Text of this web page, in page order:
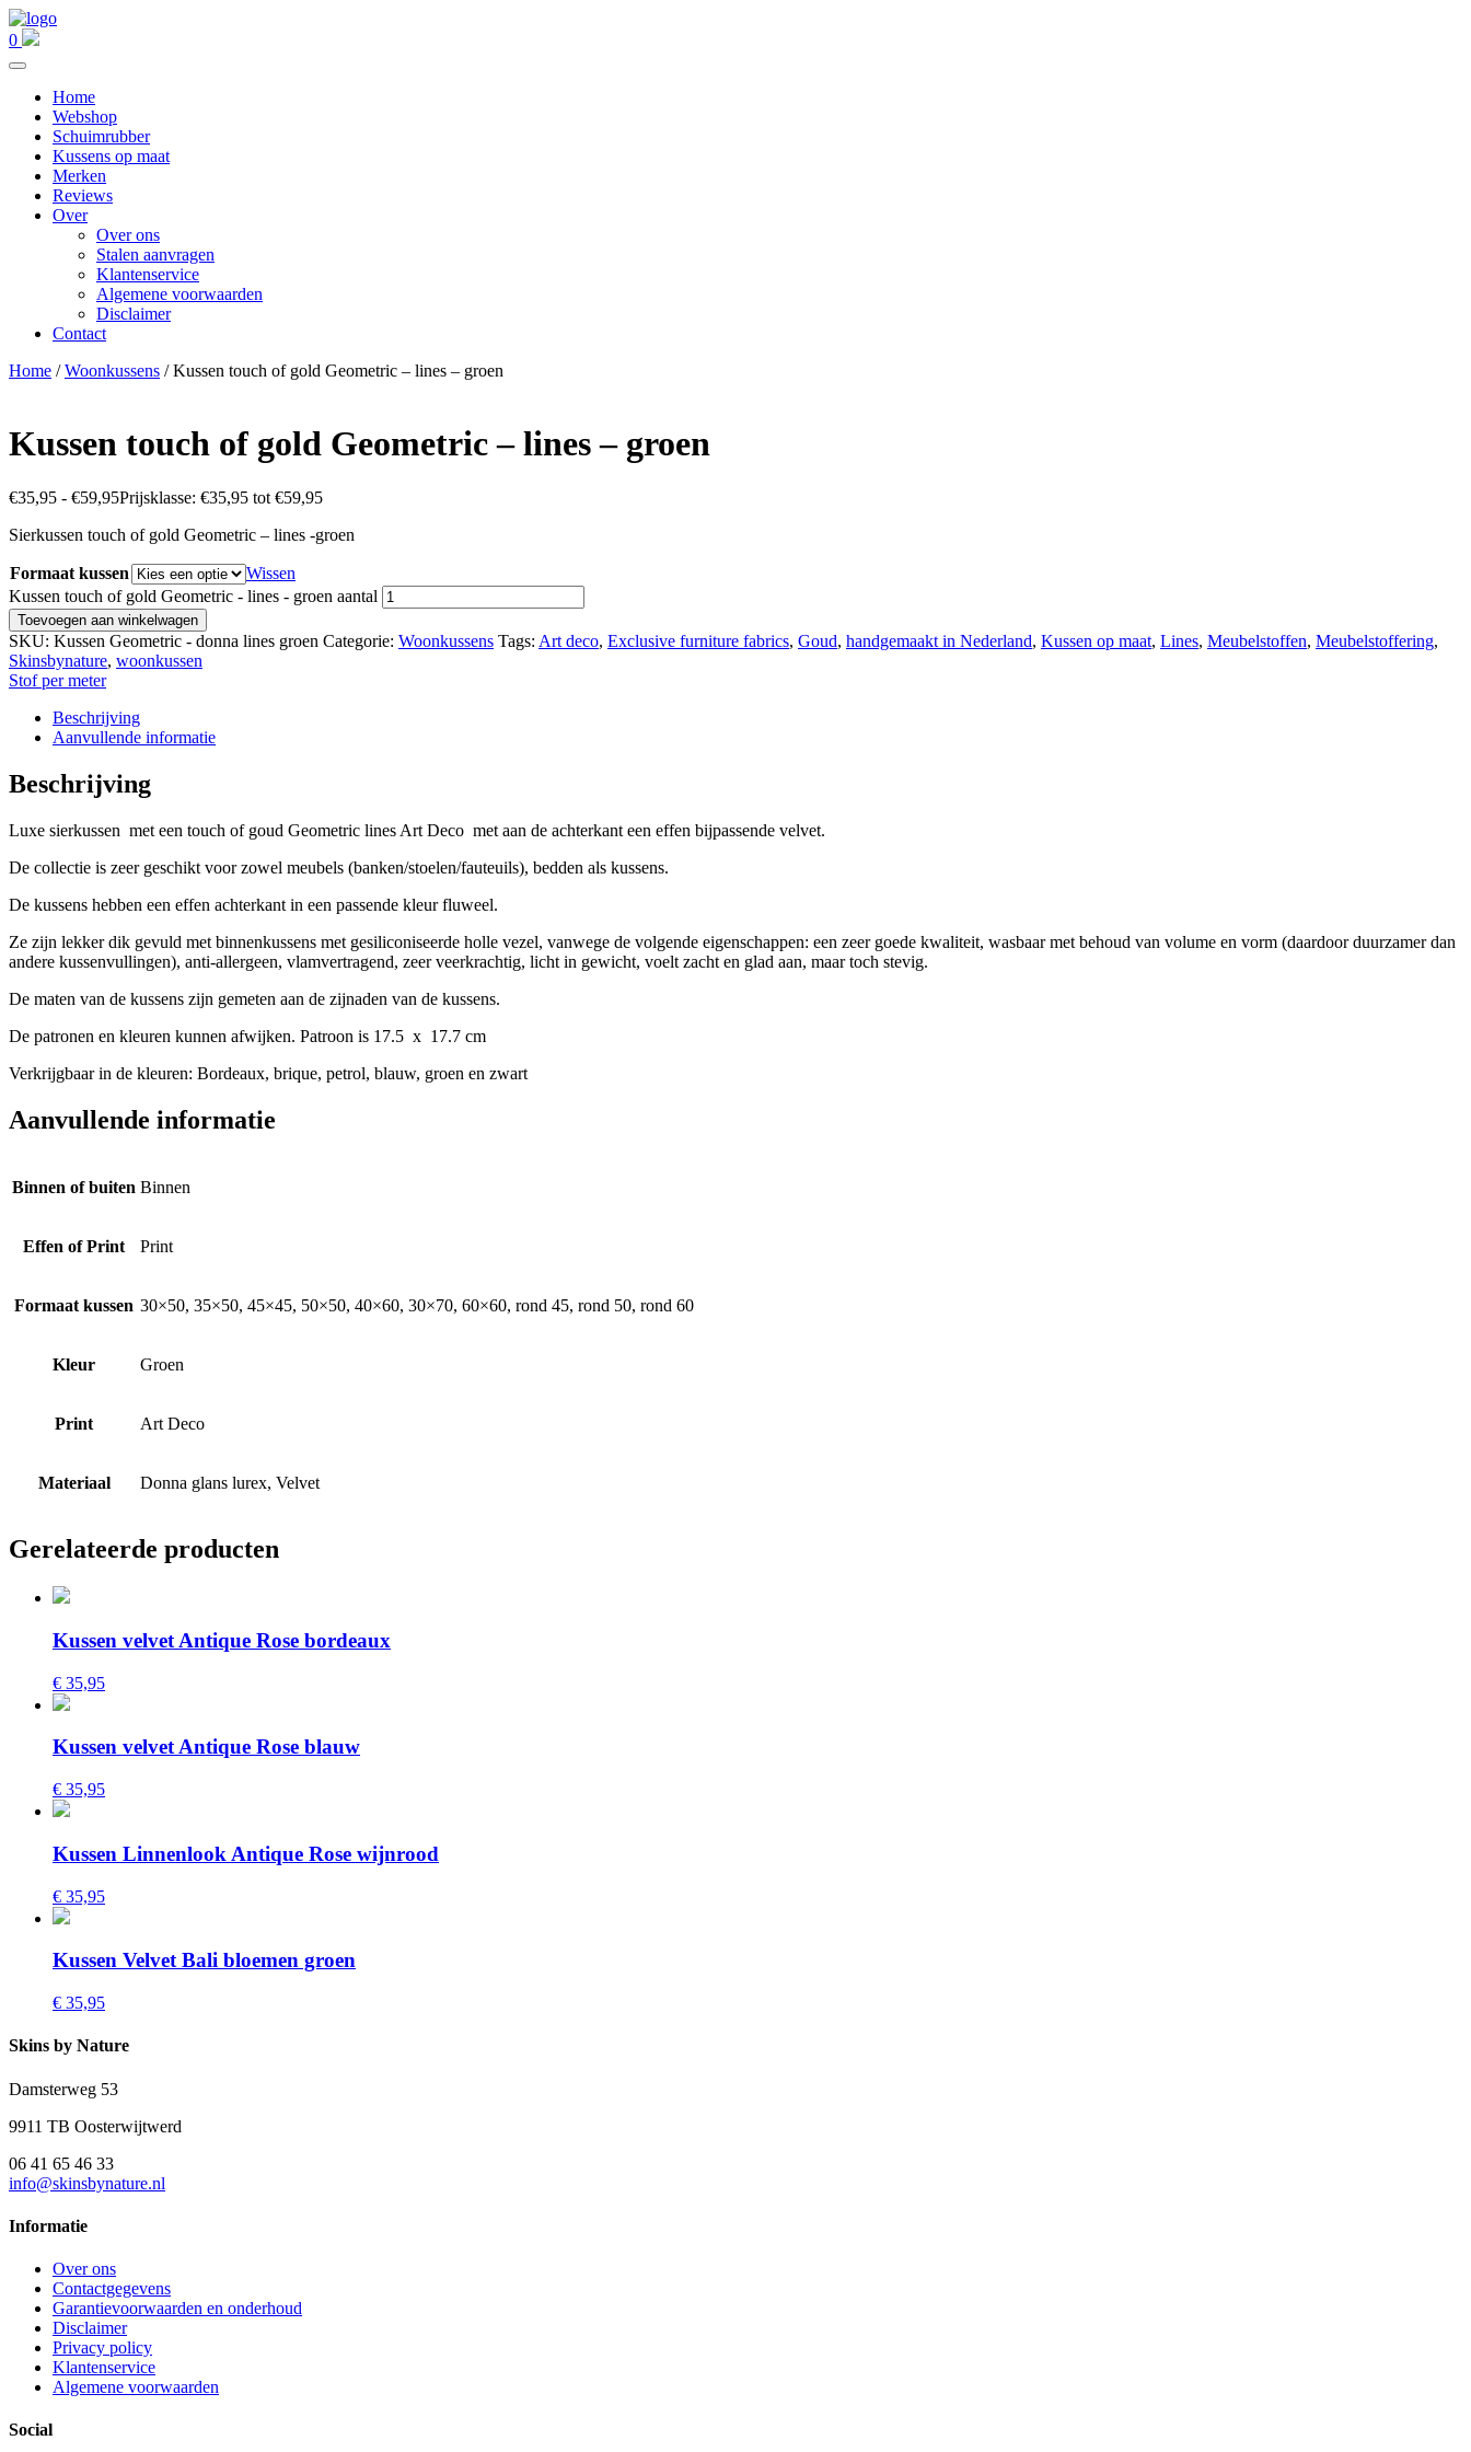
0
Home
Webshop
Schuimrubber
Kussens op maat
Merken
Reviews
Over
Over ons
Stalen aanvragen
Klantenservice
Algemene voorwaarden
Disclaimer
Contact
Home /Woonkussens / Kussen touch of gold Geometric – lines – groen
Kussen touch of gold Geometric – lines – groen
€35,95 - €59,95Prijsklasse: €35,95 tot €59,95
Sierkussen touch of gold Geometric – lines -groen
Formaat kussen
Wissen
Kussen touch of gold Geometric - lines - groen aantal
Toevoegen aan winkelwagen
SKU: Kussen Geometric - donna lines groen Categorie: Woonkussens Tags: Art deco, Exclusive furniture fabrics, Goud, handgemaakt in Nederland, Kussen op maat, Lines, Meubelstoffen, Meubelstoffering,
Skinsbynature, woonkussen
Stof per meter
Beschrijving
Aanvullende informatie
Beschrijving
Luxe sierkussen met een touch of goud Geometric lines Art Deco met aan de achterkant een effen bijpassende velvet.
De collectie is zeer geschikt voor zowel meubels (banken/stoelen/fauteuils), bedden als kussens.
De kussens hebben een effen achterkant in een passende kleur fluweel.
Ze zijn lekker dik gevuld met binnenkussens met gesiliconiseerde holle vezel, vanwege de volgende eigenschappen: een zeer goede kwaliteit, wasbaar met behoud van volume en vorm (daardoor duurzamer dan
andere kussenvullingen), anti-allergeen, vlamvertragend, zeer veerkrachtig, licht in gewicht, voelt zacht en glad aan, maar toch stevig.
De maten van de kussens zijn gemeten aan de zijnaden van de kussens.
De patronen en kleuren kunnen afwijken. Patroon is 17.5 x 17.7 cm
Verkrijgbaar in de kleuren: Bordeaux, brique, petrol, blauw, groen en zwart
Aanvullende informatie
Binnen of buiten Binnen
Effen of Print Print
Formaat kussen 30×50, 35×50, 45×45, 50×50, 40×60, 30×70, 60×60, rond 45, rond 50, rond 60
Kleur Groen
Print Art Deco
Materiaal Donna glans lurex, Velvet
Gerelateerde producten
Kussen velvet Antique Rose bordeaux
€ 35,95
Kussen velvet Antique Rose blauw
€ 35,95
Kussen Linnenlook Antique Rose wijnrood
€ 35,95
Kussen Velvet Bali bloemen groen
€ 35,95
Skins by Nature
Damsterweg 53
9911 TB Oosterwijtwerd
06 41 65 46 33
info@skinsbynature.nl
Informatie
Over ons
Contactgegevens
Garantievoorwaarden en onderhoud
Disclaimer
Privacy policy
Klantenservice
Algemene voorwaarden
Social